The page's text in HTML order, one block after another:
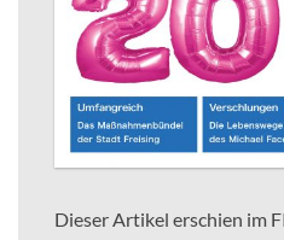
Dieser Artikel erschien im